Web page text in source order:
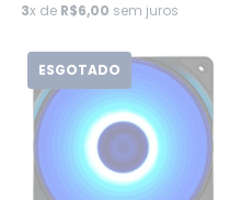
3x de R$6,00 sem juros
ESGOTADO